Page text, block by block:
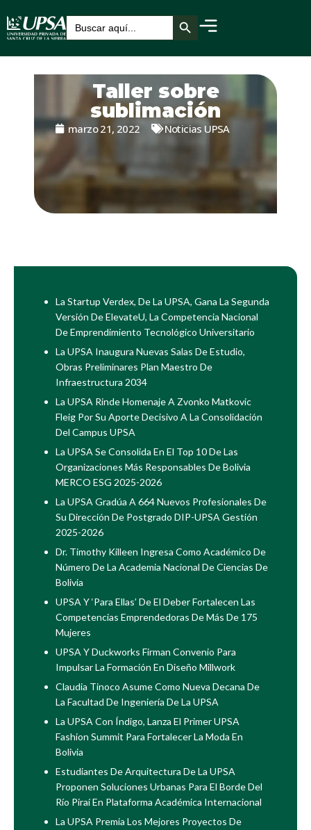
Buscar: Botón de búsqueda
Taller sobre
sublimación
marzo 21, 2022 Noticias UPSA
La Startup Verdex, De La UPSA, Gana La Segunda
Versión De ElevateU, La Competencia Nacional
De Emprendimiento Tecnológico Universitario
La UPSA Inaugura Nuevas Salas De Estudio,
Obras Preliminares Plan Maestro De
Infraestructura 2034
La UPSA Rinde Homenaje A Zvonko Matkovic
Fleig Por Su Aporte Decisivo A La Consolidación
Del Campus UPSA
La UPSA Se Consolida En El Top 10 De Las
Organizaciones Más Responsables De Bolivia
MERCO ESG 2025-2026
La UPSA Gradúa A 664 Nuevos Profesionales De
Su Dirección De Postgrado DIP-UPSA Gestión
2025-2026
Dr. Timothy Killeen Ingresa Como Académico De
Número De La Academia Nacional De Ciencias De
Bolivia
UPSA Y ‘Para Ellas’ De El Deber Fortalecen Las
Competencias Emprendedoras De Más De 175
Mujeres
UPSA Y Duckworks Firman Convenio Para
Impulsar La Formación En Diseño Millwork
Claudia Tinoco Asume Como Nueva Decana De
La Facultad De Ingeniería De La UPSA
La UPSA Con Índigo, Lanza El Primer UPSA
Fashion Summit Para Fortalecer La Moda En
Bolivia
Estudiantes De Arquitectura De La UPSA
Proponen Soluciones Urbanas Para El Borde Del
Río Piraí En Plataforma Académica Internacional
La UPSA Premia Los Mejores Proyectos De